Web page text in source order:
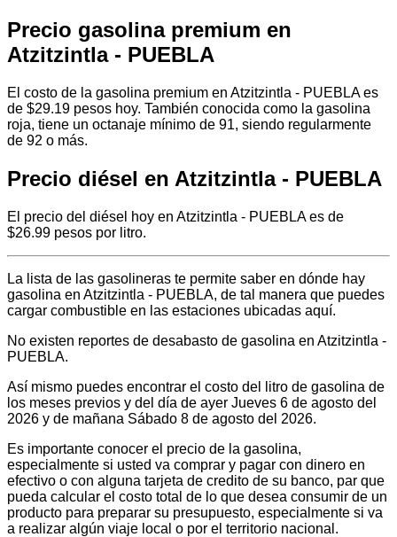
Precio gasolina premium en
Atzitzintla - PUEBLA
El costo de la gasolina premium en Atzitzintla - PUEBLA es
de $29.19 pesos hoy. También conocida como la gasolina
roja, tiene un octanaje mínimo de 91, siendo regularmente
de 92 o más.
Precio diésel en Atzitzintla - PUEBLA
El precio del diésel hoy en Atzitzintla - PUEBLA es de
$26.99 pesos por litro.
La lista de las gasolineras te permite saber en dónde hay
gasolina en Atzitzintla - PUEBLA, de tal manera que puedes
cargar combustible en las estaciones ubicadas aquí.
No existen reportes de desabasto de gasolina en Atzitzintla -
PUEBLA.
Así mismo puedes encontrar el costo del litro de gasolina de
los meses previos y del día de ayer Jueves 6 de agosto del
2026 y de mañana Sábado 8 de agosto del 2026.
Es importante conocer el precio de la gasolina,
especialmente si usted va comprar y pagar con dinero en
efectivo o con alguna tarjeta de credito de su banco, par que
pueda calcular el costo total de lo que desea consumir de un
producto para preparar su presupuesto, especialmente si va
a realizar algún viaje local o por el territorio nacional.